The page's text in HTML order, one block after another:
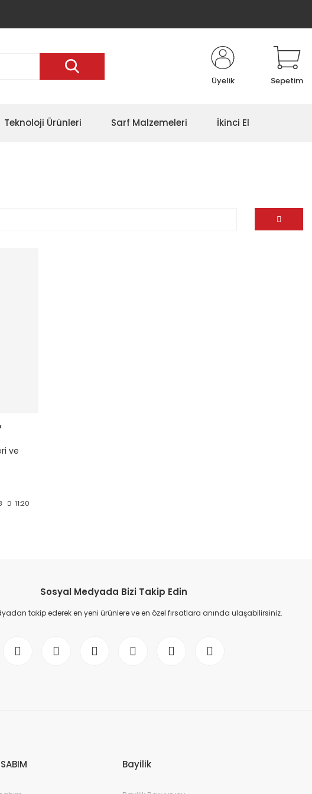
Üyelik Sepetim
Teknoloji Ürünleri Sarf Malzemeleri İkinci El
ve
11:20
Sosyal Medyada Bizi Takip Edin
takip ederek en yeni ürünlere ve en özel fırsatlara anında ulaşabilirsiniz.
Bayilik